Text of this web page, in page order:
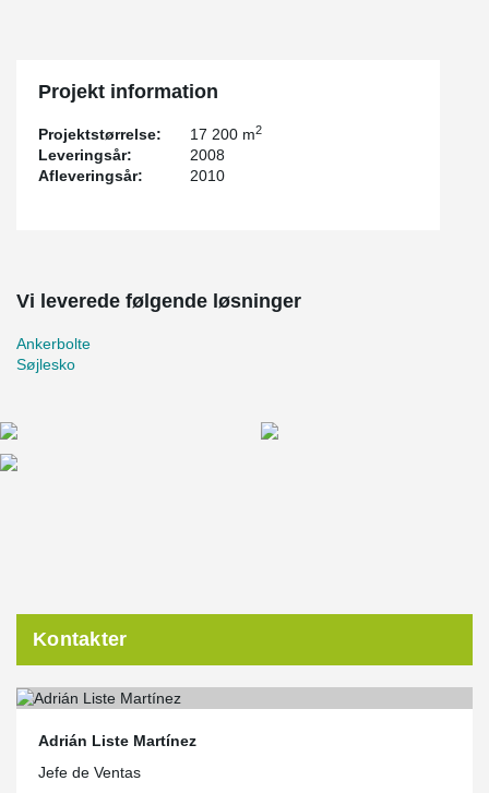
Projekt information
Projektstørrelse: 17 200 m2
Leveringsår:
2008
Afleveringsår:
2010
Vi leverede følgende løsninger
Ankerbolte
Søjlesko
Kontakter
Adrián Liste Martínez
Jefe de Ventas